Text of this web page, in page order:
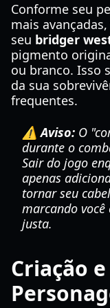
Conforme seu
mais
seu bridger
pigmento
ou branco. Isso
da sua
frequentes.
⚠️ Aviso: O
durante o
Sair do jogo
apenas
tornar seu
marcando
justa.
Criação